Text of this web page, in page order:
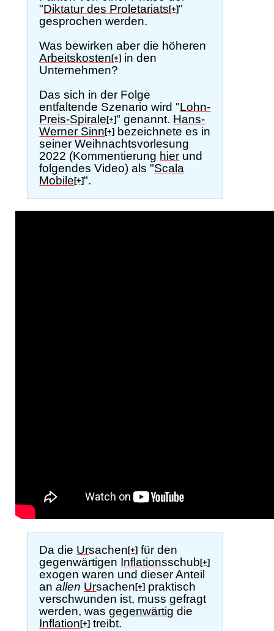
"Diktatur des Proletariats[+]"
gesprochen werden.
Was bewirken aber die höheren
Arbeitskosten[+] in den
Unternehmen?
Das sich in der Folge
entfaltende Szenario wird "Lohn-
Preis-Spirale[+]" genannt. Hans-
Werner Sinn[+] bezeichnete es in
seiner Weihnachtsvorlesung
2022 (Kommentierung hier und
folgendes Video) als "Scala
Mobile[+]".
Da die Ursachen[+] für den
gegenwärtigen Inflationsschub[+]
exogen waren und dieser Anteil
anallen Ursachen[+] praktisch
verschwunden ist, muss gefragt
werden, wasgegenwärtig die
Inflation[+] treibt.